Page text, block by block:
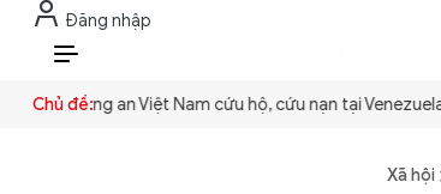
Đăng nhập
VI
Chủ đề:
Công an Việt Nam cứu hộ, cứu nạn tại Venezuela
Xã hội